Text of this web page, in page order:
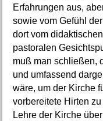
Erfahrungen aus,
sowie vom Gefühl
dort vom
pastoralen
muß man schließen,
und umfassend
wäre, um der Kirche
vorbereitete Hirten
Lehre der Kirche